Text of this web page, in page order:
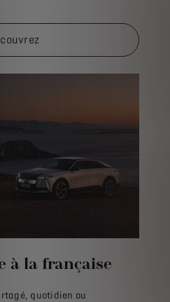
à la française
quotidien ou